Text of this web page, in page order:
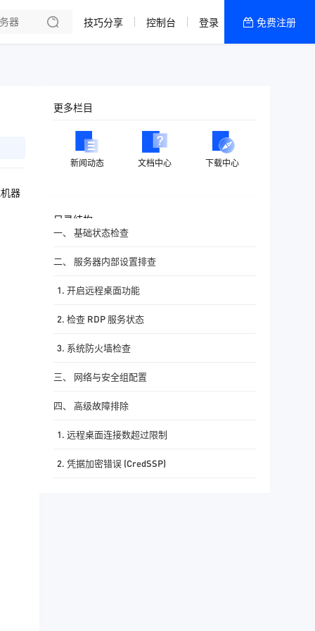
技巧分享 控制台 登录 免费注册
器
更多栏目
新闻动态 文档中心 下载中心
目录结构
一、 基础状态检查
二、 服务器内部设置排查
1. 开启远程桌面功能
2. 检查 RDP 服务状态
3. 系统防火墙检查
三、 网络与安全组配置
四、 高级故障排除
1. 远程桌面连接数超过限制
2. 凭据加密错误 (CredSSP)